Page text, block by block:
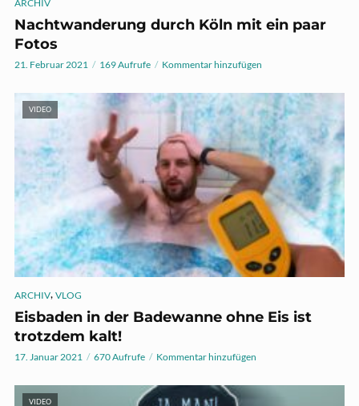
ARCHIV
Nachtwanderung durch Köln mit ein paar
Fotos
21. Februar 2021 169 Aufrufe Kommentar hinzufügen
VIDEO
ARCHIV, VLOG
Eisbaden in der Badewanne ohne Eis ist
trotzdem kalt!
17. Januar 2021 670 Aufrufe Kommentar hinzufügen
VIDEO